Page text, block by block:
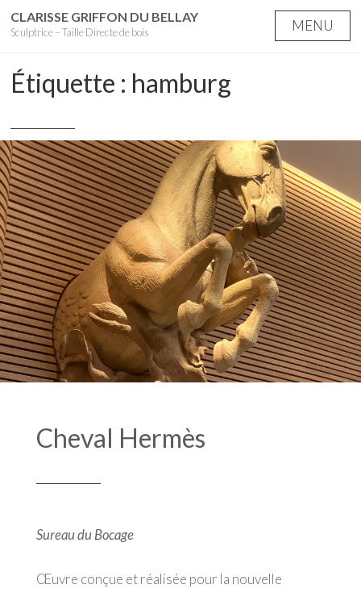
Skip
to
CLARISSE GRIFFON DU BELLAY
Sculptrice – Taille Directe de bois MENU
Étiquette : hamburg
Cheval Hermès
Sureau du Bocage
Œuvre conçue et réalisée pour la nouvelle